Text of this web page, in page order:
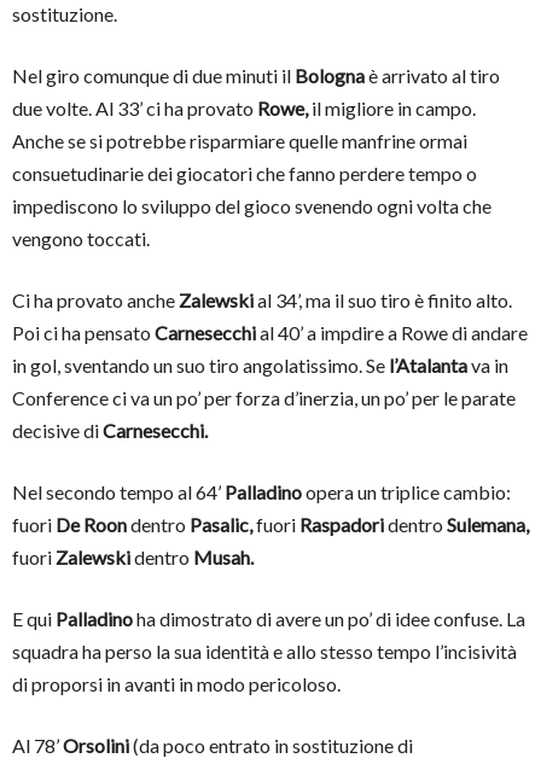
sostituzione.
Nel giro comunque di due minuti il Bolognaè arrivato al tiro
due volte. Al 33’ ci ha provato Rowe,il migliore in campo.
Anche se si potrebbe risparmiare quelle manfrine ormai
consuetudinarie dei giocatori che fanno perdere tempo o
impediscono lo sviluppo del gioco svenendo ogni volta che
vengono toccati.
Ci ha provato anche Zalewskial 34’, ma il suo tiro è finito alto.
Poi ci ha pensato Carnesecchial 40’ a impdire a Rowe di andare
in gol, sventando un suo tiro angolatissimo. Se l’Atalantava in
Conference ci va un po’ per forza d’inerzia, un po’ per le parate
decisive diCarnesecchi.
Nel secondo tempo al 64’ Palladinoopera un triplice cambio:
fuori De Roondentro Pasalic,fuori Raspadoridentro Sulemana,
fuori Zalewskidentro Musah.
E qui Palladinoha dimostrato di avere un po’ di idee confuse. La
squadra ha perso la sua identità e allo stesso tempo l’incisività
di proporsi in avanti in modo pericoloso.
Al 78’Orsolini(da poco entrato in sostituzione di